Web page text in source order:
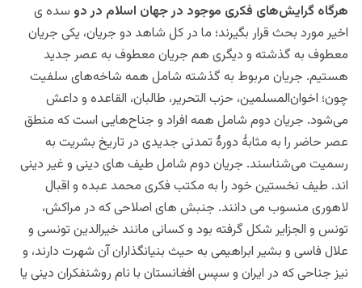
هرگاه گرایش‌های فکری موجود در جهان اسلام در دو سده ی
اخیر مورد بحث قرار بگیرند؛ ما در کل شاهد دو جریان، یکی جریان
معطوف به گذشته و دیگری هم جریان معطوف به عصر جدید
هستیم. جریان مربوط به گذشته شامل همه شاخه‌های سلفیت
چون؛ اخوان‌المسلمین، حزب التحریر، طالبان، القاعده و داعش
می‌شود. جریان دوم شامل همه افراد و جناح‌هایی است که منطق
عصر حاضر را به مثابۀ دورۀ تمدنی جدیدی در تاریخ بشریت به
رسمیت می‌شناسند. جریان دوم شامل طیف های دینی و غیر دینی
اند. طیف نخستین خود را به مکتب فکری محمد عبده و اقبال
لاهوری منسوب می دانند. جنبش های اصلاحی که در مراکش،
تونس و الجزایر شکل گرفته بود و کسانی مانند خیرالدین تونسی و
علال فاسی و بشیر ابراهیمی به حیث بنیانگذاران آن شهرت دارند، و
نیز جناحی که در ایران و سپس افغانستان با نام روشنفکران دینی یا